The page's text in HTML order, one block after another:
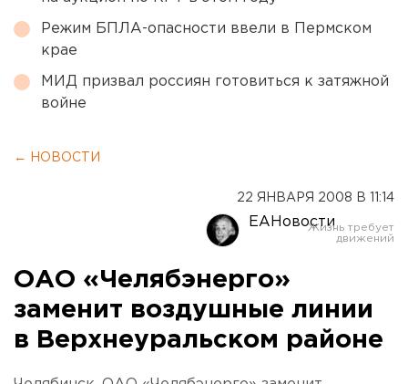
Режим БПЛА-опасности ввели в Пермском
крае
МИД призвал россиян готовиться к затяжной
войне
← НОВОСТИ
22 ЯНВАРЯ 2008 В 11:14
ЕАНовости
ОАО «Челябэнерго»
заменит воздушные линии
в Верхнеуральском районе